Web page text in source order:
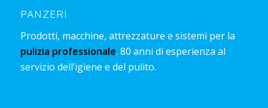
PANZERI
Prodotti, macchine, attrezzature e sistemi per la
pulizia professionale. 80 anni di esperienza al
servizio dell’igiene e del pulito.